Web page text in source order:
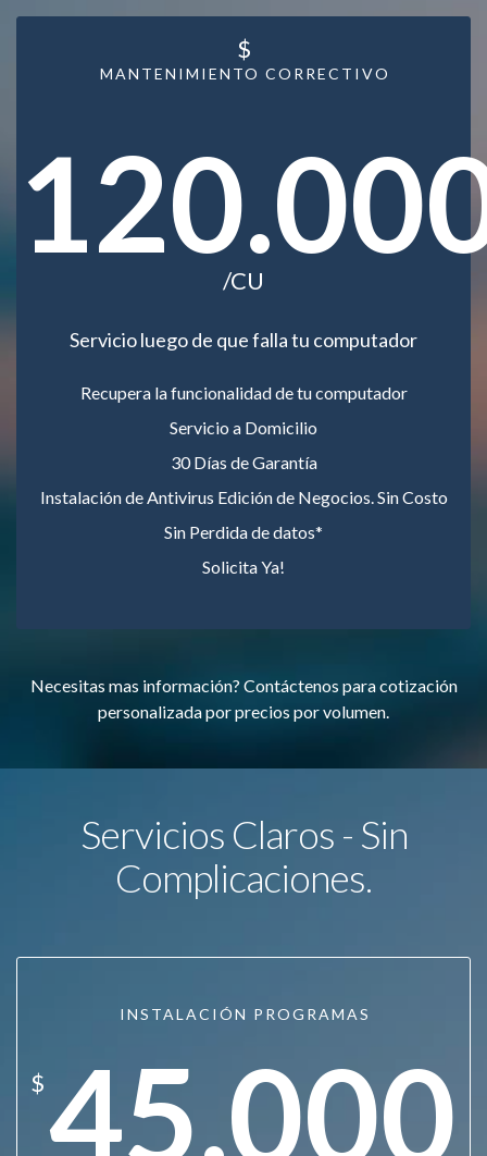
MANTENIMIENTO CORRECTIVO
$
/CU
Servicio luego de que falla tu computador
Recupera la funcionalidad de tu computador
Servicio a Domicilio
30 Días de Garantía
Instalación de Antivirus Edición de Negocios. Sin Costo
Sin Perdida de datos*
Solicita Ya!
Necesitas mas información? Contáctenos para cotización
personalizada por precios por volumen.
Servicios Claros - Sin
Complicaciones.
INSTALACIÓN PROGRAMAS
$45.000